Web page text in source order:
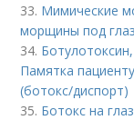
33. Мимические
морщины под
34.
Памятка
(ботокс/диспорт)
35. Ботокс на